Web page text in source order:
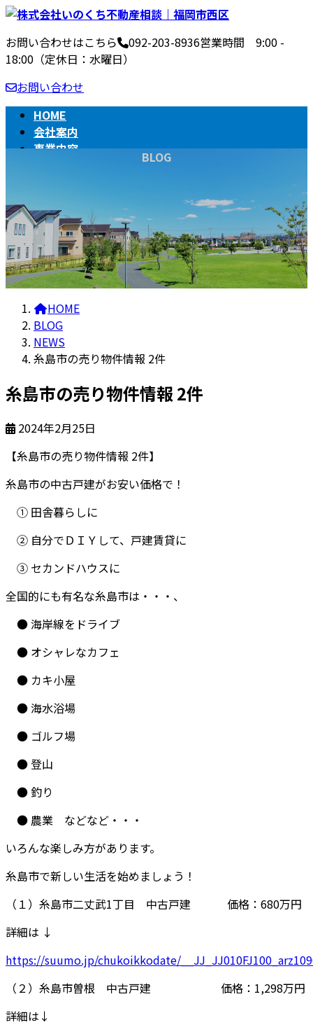
コ
テ
ン
ツ
へ
ッ
ナ
ゲ
ー
シ
ョ
移
お問い合わせはこちら 092-203-8936営業時間 9:00 -
18:00（定休日：水曜日）
お問い合わせ
HOME
会社案内
事業内容
BLOG
HOME
BLOG
NEWS
糸島市の売り物件情報 2件
糸島市の売り物件情報 2件
2024年2月25日
【糸島市の売り物件情報 2件】
糸島市の中古戸建がお安い価格で！
① 田舎暮らしに
② 自分でＤＩＹして、戸建賃貸に
③ セカンドハウスに
全国的にも有名な糸島市は・・・、
● 海岸線をドライブ
● オシャレなカフェ
● カキ小屋
● 海水浴場
● ゴルフ場
● 登山
● 釣り
● 農業 などなど・・・
いろんな楽しみ方があります。
糸島市で新しい生活を始めましょう！
（１）糸島市二丈武1丁目 中古戸建 価格：680万円
詳細は ↓
https://suumo.jp/chukoikkodate/
（２）糸島市曽根 中古戸建 価格：1,298万円
詳細は↓